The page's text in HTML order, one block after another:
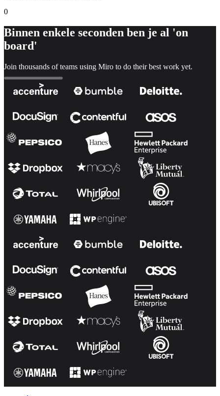
0
Binnen enkele seconden ben je al 'on
board'
Join thousands of teams using Miro to do their best work yet.